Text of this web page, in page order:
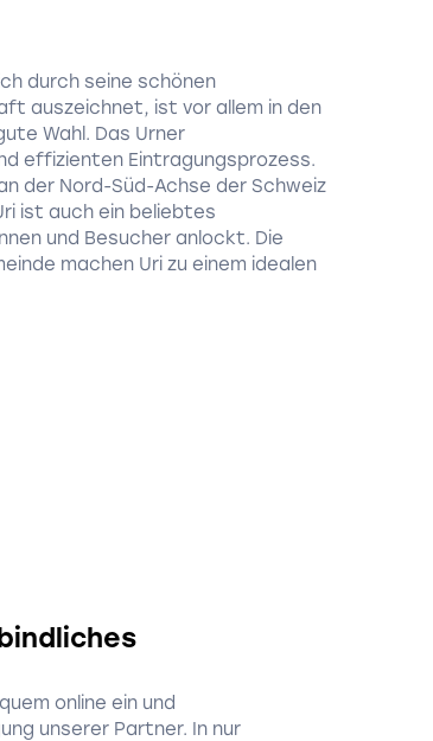
durch seine schönen
auszeichnet, ist vor allem in den
Wahl. Das Urner
effizienten Eintragungsprozess.
der Nord-Süd-Achse der Schweiz
ist auch ein beliebtes
und Besucher anlockt. Die
machen Uri zu einem idealen
online ein und
unserer Partner. In nur